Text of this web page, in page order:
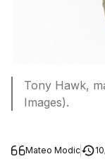
Tony Hawk,
Images).
Mateo Modic